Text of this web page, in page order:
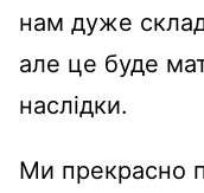
нам дуже
але це буде
наслідки.
Ми прекрасно